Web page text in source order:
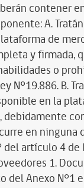
contener
A.
de
y firmada,
o
Nº19.886. B.
en la
debidamente
en ninguna
artículo 4 de
1.
del Anexo N°1